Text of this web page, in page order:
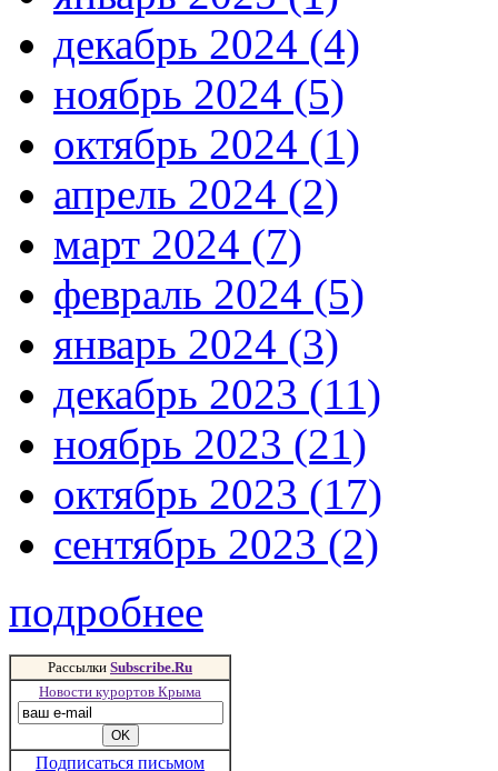
декабрь 2024 (4)
ноябрь 2024 (5)
октябрь 2024 (1)
апрель 2024 (2)
март 2024 (7)
февраль 2024 (5)
январь 2024 (3)
декабрь 2023 (11)
ноябрь 2023 (21)
октябрь 2023 (17)
сентябрь 2023 (2)
подробнее
Рассылки Subscribe.Ru
Новости курортов Крыма
Подписаться письмом